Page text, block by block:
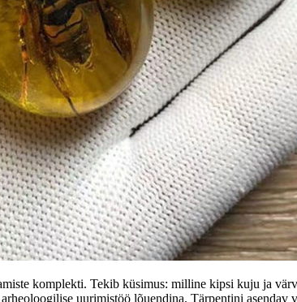
komplekti. Tekib küsimus: milline kipsi kuju ja
uurimistöö lõuendina. Tärpentini asendav